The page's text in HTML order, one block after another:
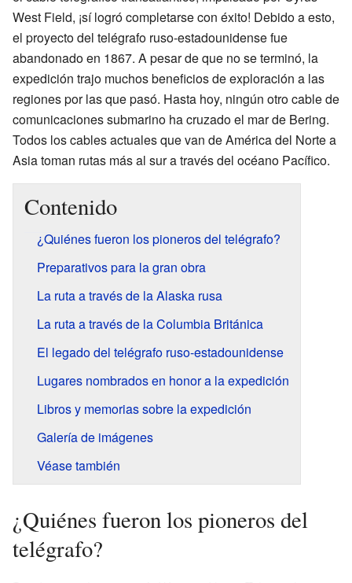
West Field, ¡sí logró completarse con éxito! Debido a esto,
el proyecto del telégrafo ruso-estadounidense fue
abandonado en 1867. A pesar de que no se terminó, la
expedición trajo muchos beneficios de exploración a las
regiones por las que pasó. Hasta hoy, ningún otro cable de
comunicaciones submarino ha cruzado el mar de Bering.
Todos los cables actuales que van de América del Norte a
Asia toman rutas más al sur a través del océano Pacífico.
Contenido
¿Quiénes fueron los pioneros del telégrafo?
Preparativos para la gran obra
La ruta a través de la Alaska rusa
La ruta a través de la Columbia Británica
El legado del telégrafo ruso-estadounidense
Lugares nombrados en honor a la expedición
Libros y memorias sobre la expedición
Galería de imágenes
Véase también
¿Quiénes fueron los pioneros del
telégrafo?